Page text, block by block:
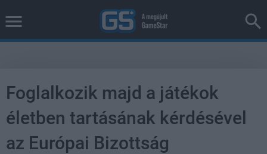
Foglalkozik majd a játékok
életben tartásának kérdésével
az Európai Bizottság